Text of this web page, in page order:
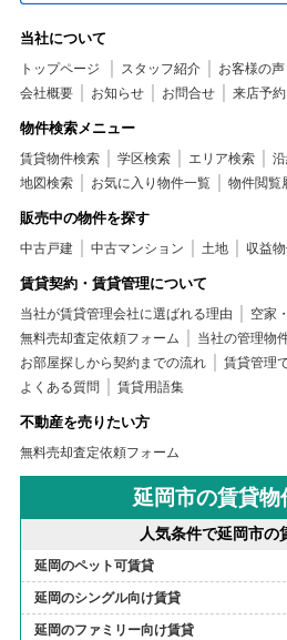
当社について
トップページ スタッフ紹介 お客様の声
会社概要
お知らせ お問合せ 来店予約
物件検索メニュー
賃貸物件検索 学区検索 エリア検索
地図検索
お気に入り物件一覧 物件閲覧
販売中の物件を探す
中古戸建 中古マンション 土地 収益
賃貸契約・賃貸管理について
当社が賃貸管理会社に選ばれる理由
空家
無料売却査定依頼フォーム
当社の管理物
お部屋探しから契約までの流れ
賃貸管理
よくある質問
賃貸用語集
不動産を売りたい方
無料売却査定依頼フォーム
延岡市の賃貸物
人気条件で延岡市の
延岡のペット可賃貸
延岡のシングル向け賃貸
延岡のファミリー向け賃貸